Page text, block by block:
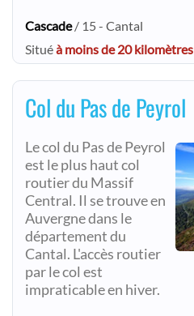
Cascade/ 15 - Cantal
Situéà moins de 20 kilomètres
Col du Pas de Peyrol
Le col du Pas de Peyrol
est le plus haut col
routier du Massif
Central. Il se trouve en
Auvergne dans le
département du
Cantal. L'accès routier
par le col est
impraticable en hiver.